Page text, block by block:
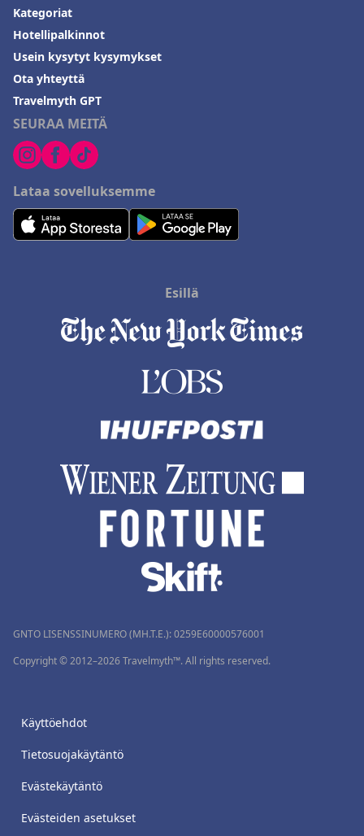
SEURAA MEITÄ
Lataa sovelluksemme
Kategoriat
Hotellipalkinnot
Usein kysytyt kysymykset
Ota yhteyttä
Travelmyth GPT
Esillä
GNTO LISENSSINUMERO (MH.T.E.): 0259Ε60000576001
Copyright © 2012–2026 Travelmyth™. All rights reserved.
Käyttöehdot
Tietosuojakäytäntö
Evästekäytäntö
Evästeiden asetukset